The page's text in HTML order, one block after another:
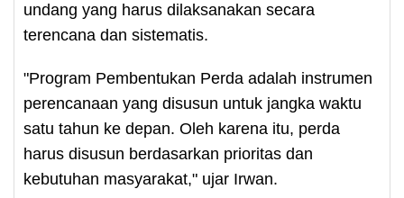
undang yang harus dilaksanakan secara
terencana dan sistematis.
"Program Pembentukan Perda adalah instrumen
perencanaan yang disusun untuk jangka waktu
satu tahun ke depan. Oleh karena itu, perda
harus disusun berdasarkan prioritas dan
kebutuhan masyarakat," ujar Irwan.